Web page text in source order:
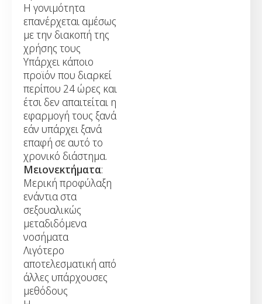
Η γονιμότητα
επανέρχεται αμέσως
με την διακοπή της
χρήσης τους
Υπάρχει κάποιο
προϊόν που διαρκεί
περίπου 24 ώρες και
έτσι δεν απαιτείται η
εφαρμογή τους ξανά
εάν υπάρχει ξανά
επαφή σε αυτό το
χρονικό διάστημα.
Μειονεκτήματα:
Μερική προφύλαξη
ενάντια στα
σεξουαλικώς
μεταδιδόμενα
νοσήματα
Λιγότερο
αποτελεσματική από
άλλες υπάρχουσες
μεθόδους